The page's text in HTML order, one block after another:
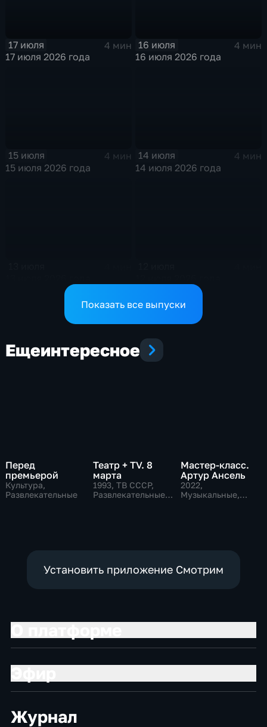
17 июля
4 мин
17 июля 2026 года
16 июля
4 мин
16 июля 2026 года
15 июля
4 мин
15 июля 2026 года
14 июля
4 мин
14 июля 2026 года
Показать все выпуски
Ещеинтересное
Перед
премьерой
Культура,
Развлекательные
Театр + TV. 8
марта
1993, ТВ СССР,
Развлекательные,
Мастер-класс.
Артур Ансель
2022,
Музыкальные,
Установить приложение Смотрим
Журнал